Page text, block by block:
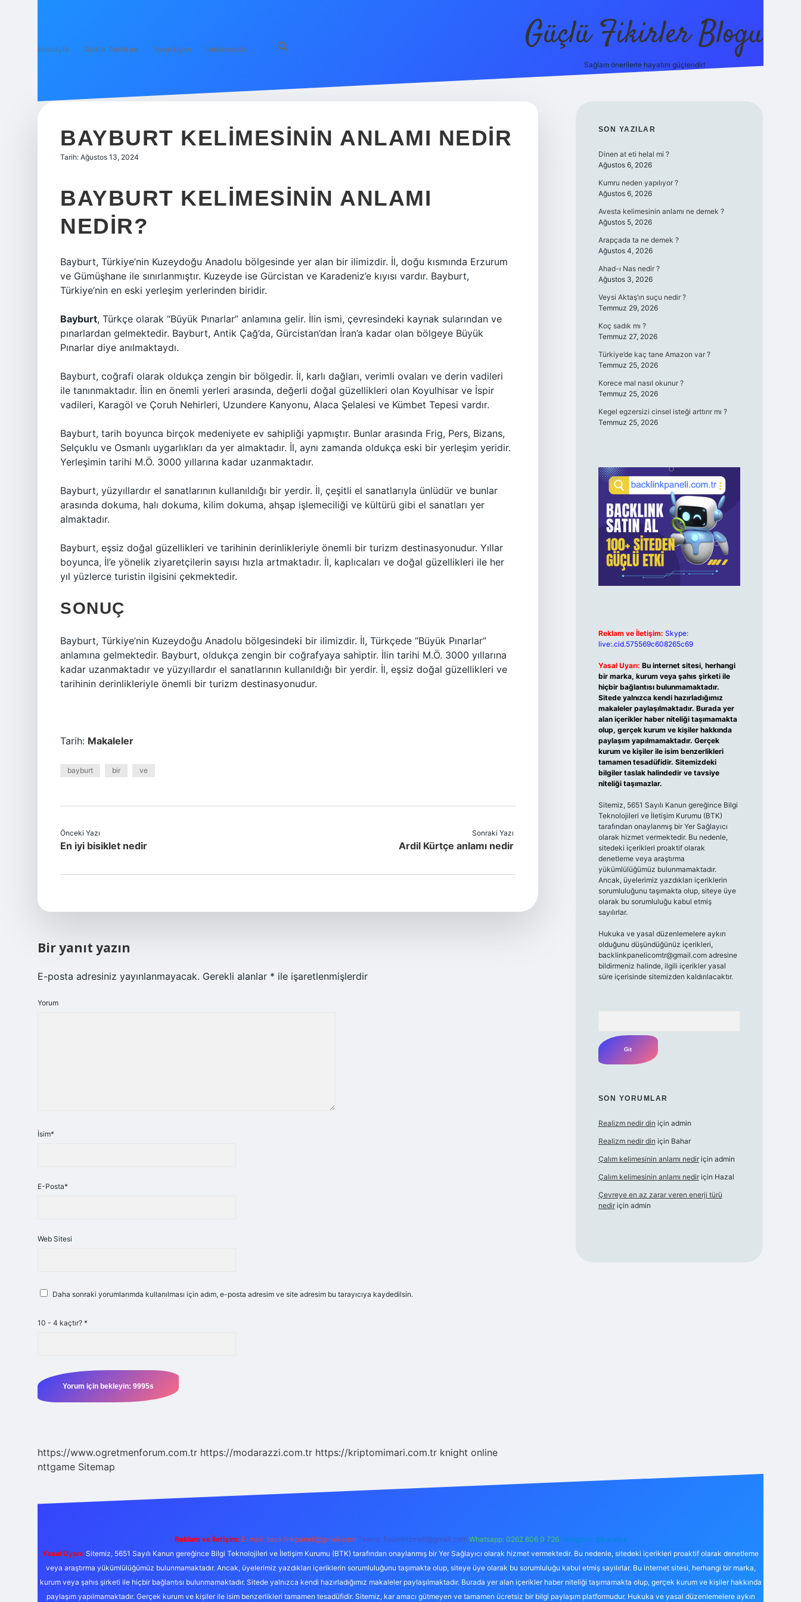
Anasayfa Gizlilik Politikası Yasal Uyarı Hakkımızda Güçlü Fikirler Blogu
Sağlam önerilerle hayatını güçlendir!
BAYBURT KELIMESININ ANLAMI NEDIR
Tarih: Ağustos 13, 2024
BAYBURT KELIMESININ ANLAMI
NEDIR?
Bayburt, Türkiye’nin Kuzeydoğu Anadolu bölgesinde yer alan bir ilimizdir. İl, doğu kısmında Erzurum
ve Gümüşhane ile sınırlanmıştır. Kuzeyde ise Gürcistan ve Karadeniz’e kıyısı vardır. Bayburt,
Türkiye’nin en eski yerleşim yerlerinden biridir.
Bayburt, Türkçe olarak “Büyük Pınarlar” anlamına gelir. İlin ismi, çevresindeki kaynak sularından ve
pınarlardan gelmektedir. Bayburt, Antik Çağ’da, Gürcistan’dan İran’a kadar olan bölgeye Büyük
Pınarlar diye anılmaktaydı.
Bayburt, coğrafi olarak oldukça zengin bir bölgedir. İl, karlı dağları, verimli ovaları ve derin vadileri
ile tanınmaktadır. İlin en önemli yerleri arasında, değerli doğal güzellikleri olan Koyulhisar ve İspir
vadileri, Karagöl ve Çoruh Nehirleri, Uzundere Kanyonu, Alaca Şelalesi ve Kümbet Tepesi vardır.
Bayburt, tarih boyunca birçok medeniyete ev sahipliği yapmıştır. Bunlar arasında Frig, Pers, Bizans,
Selçuklu ve Osmanlı uygarlıkları da yer almaktadır. İl, aynı zamanda oldukça eski bir yerleşim yeridir.
Yerleşimin tarihi M.Ö. 3000 yıllarına kadar uzanmaktadır.
Bayburt, yüzyıllardır el sanatlarının kullanıldığı bir yerdir. İl, çeşitli el sanatlarıyla ünlüdür ve bunlar
arasında dokuma, halı dokuma, kilim dokuma, ahşap işlemeciliği ve kültürü gibi el sanatları yer
almaktadır.
Bayburt, eşsiz doğal güzellikleri ve tarihinin derinlikleriyle önemli bir turizm destinasyonudur. Yıllar
boyunca, İl’e yönelik ziyaretçilerin sayısı hızla artmaktadır. İl, kaplıcaları ve doğal güzellikleri ile her
yıl yüzlerce turistin ilgisini çekmektedir.
SONUÇ
Bayburt, Türkiye’nin Kuzeydoğu Anadolu bölgesindeki bir ilimizdir. İl, Türkçede “Büyük Pınarlar”
anlamına gelmektedir. Bayburt, oldukça zengin bir coğrafyaya sahiptir. İlin tarihi M.Ö. 3000 yıllarına
kadar uzanmaktadır ve yüzyıllardır el sanatlarının kullanıldığı bir yerdir. İl, eşsiz doğal güzellikleri ve
tarihinin derinlikleriyle önemli bir turizm destinasyonudur.
Tarih: Makaleler
bayburt bir ve
Önceki Yazı
En iyi bisiklet nedir
Sonraki Yazı
Ardil Kürtçe anlamı nedir
Bir yanıt yazın
E-posta adresiniz yayınlanmayacak. Gerekli alanlar * ile işaretlenmişlerdir
Yorum
İsim*
E-Posta*
Web Sitesi
Daha sonraki yorumlarımda kullanılması için adım, e-posta adresim ve site adresim bu tarayıcıya kaydedilsin.
10 - 4 kaçtır? *
https://www.ogretmenforum.com.tr https://modarazzi.com.tr https://kriptomimari.com.tr knight online
nttgame Sitemap
SIDEBAR
SON YAZILAR
Dinen at eti helal mi ?
Ağustos 6, 2026
Kumru neden yapılıyor ?
Ağustos 6, 2026
Avesta kelimesinin anlamı ne demek ?
Ağustos 5, 2026
Arapçada ta ne demek ?
Ağustos 4, 2026
Ahad-ı Nas nedir ?
Ağustos 3, 2026
Veysi Aktaş’ın suçu nedir ?
Temmuz 29, 2026
Koç sadık mı ?
Temmuz 27, 2026
Türkiye’de kaç tane Amazon var ?
Temmuz 25, 2026
Korece mal nasıl okunur ?
Temmuz 25, 2026
Kegel egzersizi cinsel isteği arttırır mı ?
Temmuz 25, 2026
Reklam ve İletişim: Skype:
live:.cid.575569c608265c69
Yasal Uyarı: Bu internet sitesi, herhangi
bir marka, kurum veya şahıs şirketi ile
hiçbir bağlantısı bulunmamaktadır.
Sitede yalnızca kendi hazırladığımız
makaleler paylaşılmaktadır. Burada yer
alan içerikler haber niteliği taşımamakta
olup, gerçek kurum ve kişiler hakkında
paylaşım yapılmamaktadır. Gerçek
kurum ve kişiler ile isim benzerlikleri
tamamen tesadüfidir. Sitemizdeki
bilgiler taslak halindedir ve tavsiye
niteliği taşımazlar.
Sitemiz, 5651 Sayılı Kanun gereğince Bilgi
Teknolojileri ve İletişim Kurumu (BTK)
tarafından onaylanmış bir Yer Sağlayıcı
olarak hizmet vermektedir. Bu nedenle,
sitedeki içerikleri proaktif olarak
denetleme veya araştırma
yükümlülüğümüz bulunmamaktadır.
Ancak, üyelerimiz yazdıkları içeriklerin
sorumluluğunu taşımakta olup, siteye üye
olarak bu sorumluluğu kabul etmiş
sayılırlar.
Hukuka ve yasal düzenlemelere aykırı
olduğunu düşündüğünüz içerikleri,
backlinkpanelicomtr@gmail.comadresine
bildirmeniz halinde, ilgili içerikler yasal
süre içerisinde sitemizden kaldırılacaktır.
SON YORUMLAR
Realizm nedir din için admin
Realizm nedir din için Bahar
Çalım kelimesinin anlamı nediriçin admin
Çalım kelimesinin anlamı nediriçin Hazal
Çevreye en az zarar veren enerji türü
nediriçin admin
Reklam ve İletişim: E-mail: backlinkpaneli@gmail.com Teams: forumhizmeti@gmail.com Whatsapp: 0262 606 0 726 Telegram: @karabul
Yasal Uyarı: Sitemiz, 5651 Sayılı Kanun gereğince Bilgi Teknolojileri ve İletişim Kurumu (BTK) tarafından onaylanmış bir Yer Sağlayıcı olarak hizmet vermektedir. Bu nedenle, sitedeki içerikleri proaktif olarak denetleme
veya araştırma yükümlülüğümüz bulunmamaktadır. Ancak, üyelerimiz yazdıkları içeriklerin sorumluluğunu taşımakta olup, siteye üye olarak bu sorumluluğu kabul etmiş sayılırlar. Bu internet sitesi, herhangi bir marka,
kurum veya şahıs şirketi ile hiçbir bağlantısı bulunmamaktadır. Sitede yalnızca kendi hazırladığımız makaleler paylaşılmaktadır. Burada yer alan içerikler haber niteliği taşımamakta olup, gerçek kurum ve kişiler hakkında
paylaşım yapılmamaktadır. Gerçek kurum ve kişiler ile isim benzerlikleri tamamen tesadüfidir. Sitemiz, kar amacı gütmeyen ve tamamen ücretsiz bir bilgi paylaşım platformudur. Hukuka ve yasal düzenlemelere aykırı